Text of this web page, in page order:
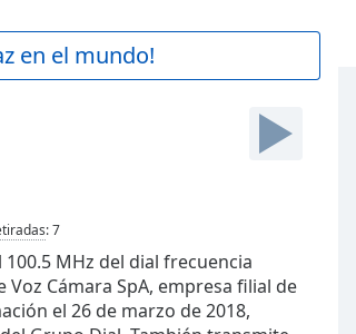
en el mundo!
:7
MHz del dial frecuencia
Cámara SpA, empresa filial de
el 26 de marzo de 2018,